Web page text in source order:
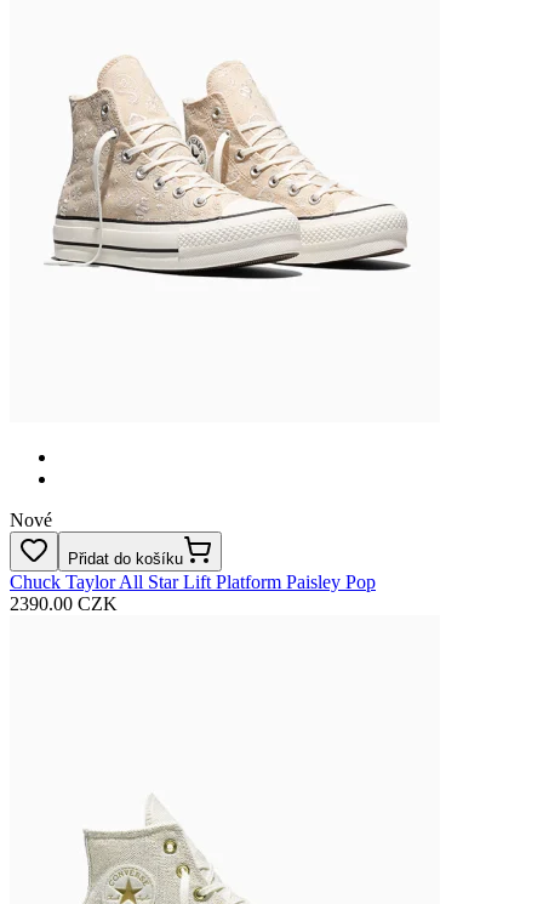
Nové
Přidat do košíku
Chuck Taylor All Star Lift Platform Paisley Pop
2390.00 CZK